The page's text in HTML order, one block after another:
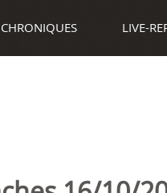
CHRONIQUES LIVE-